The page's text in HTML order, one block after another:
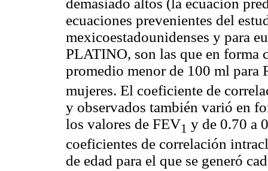
demasiado altos (la ecuación
ecuaciones prevenientes del
mexicoestadounidenses y para
PLATINO, son las que en forma
promedio menor de 100 ml para
mujeres. El coeficiente de
y observados también varió en
los valores de FEV1 y de 0.70 a
coeficientes de correlación
de edad para el que se generó